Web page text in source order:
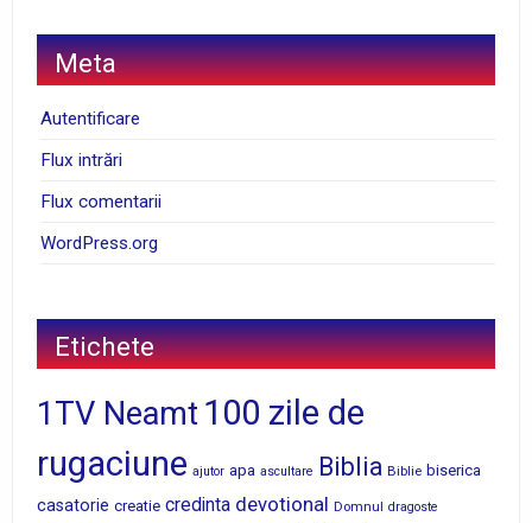
Meta
Autentificare
Flux intrări
Flux comentarii
WordPress.org
Etichete
1TV Neamt 100 zile de
rugaciune ajutor apa ascultare Biblia Biblie biserica
casatorie creatie credinta devotional Domnul dragoste